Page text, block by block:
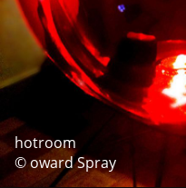
hotroom
© oward Spray